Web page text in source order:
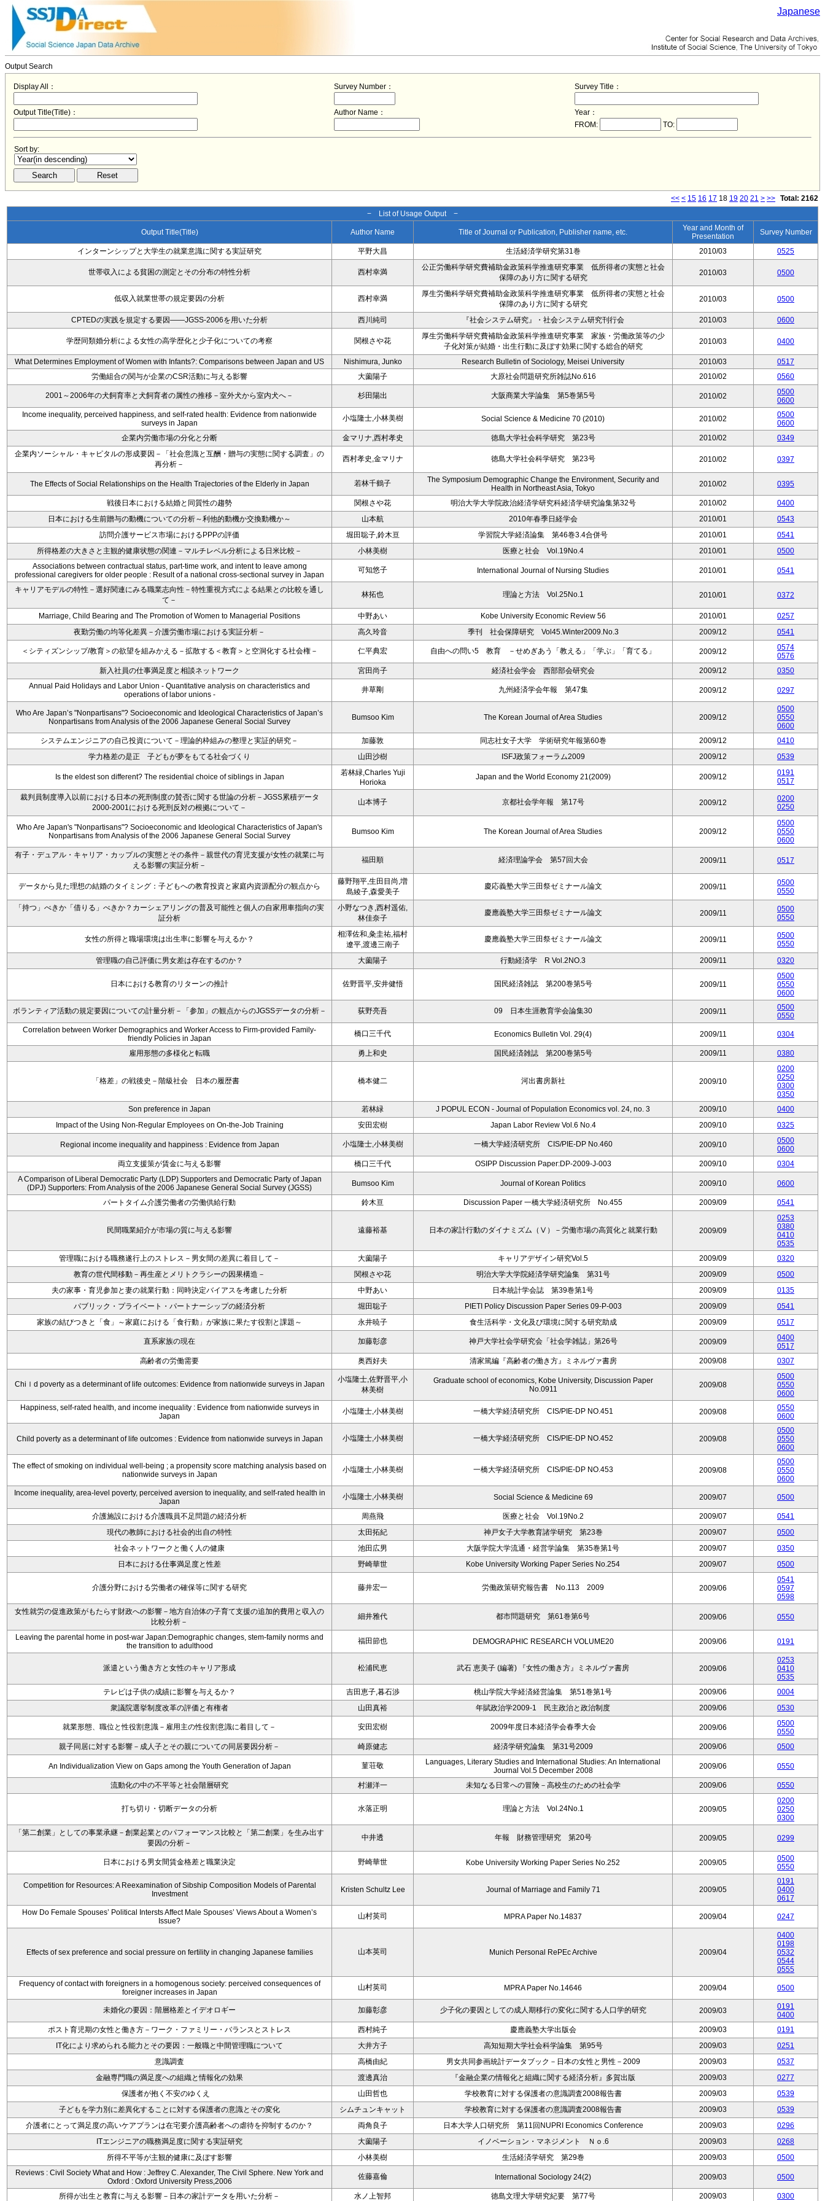
Japanese
Output Search
Display All： Survey Number： Survey Title：
Output Title(Title)： Author Name：
Year：
FROM:
TO:
Sort by:
<< < 15 16 17 18 19 20 21 > >> Total: 2162
− List of Usage Output −
Output Title(Title) Author Name Title of Journal or Publication, Publisher name, etc.
Year and Month of
Presentation
Survey Number
インターンシップと大学生の就業意識に関する実証研究 平野大昌 生活経済学研究第31巻 2010/03 0525
世帯収入による貧困の測定とその分布の特性分析 西村幸満
公正労働科学研究費補助金政策科学推進研究事業 低所得者の実態と社会
保障のあり方に関する研究
2010/03 0500
低収入就業世帯の規定要因の分析 西村幸満
厚生労働科学研究費補助金政策科学推進研究事業 低所得者の実態と社会
保障のあり方に関する研究
2010/03 0500
CPTEDの実践を規定する要因――JGSS-2006を用いた分析 西川純司 『社会システム研究』・社会システム研究刊行会 2010/03 0600
学歴同類婚分析による女性の高学歴化と少子化についての考察 関根さや花
厚生労働科学研究費補助金政策科学推進研究事業 家族・労働政策等の少
子化対策が結婚・出生行動に及ぼす効果に関する総合的研究
2010/03 0400
What Determines Employment of Women with Infants?: Comparisons between Japan and US Nishimura, Junko Research Bulletin of Sociology, Meisei University 2010/03
0517
労働組合の関与が企業のCSR活動に与える影響
大薗陽子 大原社会問題研究所雑誌No.616 2010/02 0560
2001～2006年の犬飼育率と犬飼育者の属性の推移－室外犬から室内犬へ－ 杉田陽出 大阪商業大学論集 第5巻第5号 2010/02
0500
0600
Income inequality, perceived happiness, and self-rated health: Evidence from nationwide
surveys in Japan
小塩隆士,小林美樹 Social Science & Medicine 70 (2010) 2010/02
0500
0600
企業内労働市場の分化と分断
金マリナ,西村孝史 徳島大学社会科学研究 第23号 2010/02
0349
企業内ソーシャル・キャピタルの形成要因－「社会意識と互酬・贈与の実態に関する調査」の
再分析－
西村孝史,金マリナ 徳島大学社会科学研究 第23号 2010/02 0397
The Effects of Social Relationships on the Health Trajectories of the Elderly in Japan 若林千鶴子
The Symposium Demographic Change the Environment, Security and
Health in Northeast Asia, Tokyo
2010/02 0395
戦後日本における結婚と同質性の趨勢 関根さや花 明治大学大学院政治経済学研究科経済学研究論集第32号 2010/02
0400
日本における生前贈与の動機についての分析～利他的動機か交換動機か～
山本航 2010年春季日経学会 2010/01
0543
訪問介護サービス市場におけるPPPの評価
堀田聡子,鈴木亘 学習院大学経済論集 第46巻3.4合併号 2010/01
0541
所得格差の大きさと主観的健康状態の関連－マルチレベル分析による日米比較－
小林美樹 医療と社会 Vol.19No.4 2010/01
0500
Associations between contractual status, part-time work, and intent to leave among
professional caregivers for older people : Result of a national cross-sectional survey in Japan
可知悠子 International Journal of Nursing Studies 2010/01 0541
キャリアモデルの特性－選好関連にみる職業志向性－特性重視方式による結果との比較を通し
て－
林拓也 理論と方法 Vol.25No.1 2010/01 0372
Marriage, Child Bearing and The Promotion of Women to Managerial Positions 中野あい Kobe University Economic Review 56 2010/01
0257
夜勤労働の均等化差異－介護労働市場における実証分析－
高久玲音 季刊 社会保障研究 Vol45.Winter2009.No.3 2009/12 0541
＜シティズンシップ/教育＞の欲望を組みかえる－拡散する＜教育＞と空洞化する社会権－ 仁平典宏 自由への問い5 教育 －せめぎあう「教える」「学ぶ」「育てる」 2009/12
0574
0576
新入社員の仕事満足度と相談ネットワーク
宮田尚子 経済社会学会 西部部会研究会 2009/12
0350
Annual Paid Holidays and Labor Union - Quantitative analysis on characteristics and
operations of labor unions -
井草剛 九州経済学会年報 第47集 2009/12 0297
Who Are Japan’s "Nonpartisans"? Socioeconomic and Ideological Characteristics of Japan’s
Nonpartisans from Analysis of the 2006 Japanese General Social Survey
Bumsoo Kim The Korean Journal of Area Studies 2009/12
0500
0550
0600
システムエンジニアの自己投資について－理論的枠組みの整理と実証的研究－
加藤敦 同志社女子大学 学術研究年報第60巻 2009/12
0410
学力格差の是正 子どもが夢をもてる社会づくり
山田沙樹 ISFJ政策フォーラム2009 2009/12 0539
Is the eldest son different? The residential choice of siblings in Japan
若林緑,Charles Yuji
Horioka
Japan and the World Economy 21(2009) 2009/12
0191
0517
裁判員制度導入以前における日本の死刑制度の賛否に関する世論の分析－JGSS累積データ
2000-2001における死刑反対の根拠について－
山本博子 京都社会学年報 第17号 2009/12
0200
0250
Who Are Japan's "Nonpartisans"? Socioeconomic and Ideological Characteristics of Japan's
Nonpartisans from Analysis of the 2006 Japanese General Social Survey
Bumsoo Kim The Korean Journal of Area Studies 2009/12
0500
0550
0600
有子・デュアル・キャリア・カップルの実態とその条件－親世代の育児支援が女性の就業に与
える影響の実証分析－
福田順 経済理論学会 第57回大会 2009/11 0517
データから見た理想の結婚のタイミング：子どもへの教育投資と家庭内資源配分の観点から
藤野翔平,生田目尚,増
島綾子,森愛美子
慶応義塾大学三田祭ゼミナール論文 2009/11
0500
0550
「持つ」べきか「借りる」べきか？カーシェアリングの普及可能性と個人の自家用車指向の実
証分析
小野なつき,西村遥佑,
林佳奈子
慶應義塾大学三田祭ゼミナール論文 2009/11
0500
0550
女性の所得と職場環境は出生率に影響を与えるか？
相澤佐和,粂圭祐,福村
遼平,渡邊三南子
慶應義塾大学三田祭ゼミナール論文 2009/11
0500
0550
管理職の自己評価に男女差は存在するのか？
大薗陽子 行動経済学 R Vol.2NO.3 2009/11 0320
日本における教育のリターンの推計 佐野晋平,安井健悟 国民経済雑誌 第200巻第5号 2009/11
0500
0550
0600
ボランティア活動の規定要因についての計量分析－「参加」の観点からのJGSSデータの分析－ 荻野亮吾 09 日本生涯教育学会論集30 2009/11
0500
0550
Correlation between Worker Demographics and Worker Access to Firm-provided Family-
friendly Policies in Japan
橋口三千代 Economics Bulletin Vol. 29(4) 2009/11 0304
雇用形態の多様化と転職 勇上和史 国民経済雑誌 第200巻第5号 2009/11 0380
「格差」の戦後史－階級社会 日本の履歴書 橋本健二 河出書房新社 2009/10
0200
0250
0300
0350
Son preference in Japan
若林緑 J POPUL ECON - Journal of Population Economics vol. 24, no. 3 2009/10
0400
Impact of the Using Non-Regular Employees on On-the-Job Training
安田宏樹 Japan Labor Review Vol.6 No.4 2009/10 0325
Regional income inequality and happiness : Evidence from Japan 小塩隆士,小林美樹 一橋大学経済研究所 CIS/PIE-DP No.460 2009/10
0500
0600
両立支援策が賃金に与える影響
橋口三千代 OSIPP Discussion Paper:DP-2009-J-003 2009/10
0304
A Comparison of Liberal Democratic Party (LDP) Supporters and Democratic Party of Japan
(DPJ) Supporters: From Analysis of the 2006 Japanese General Social Survey (JGSS)
Bumsoo Kim Journal of Korean Politics 2009/10 0600
パートタイム介護労働者の労働供給行動 鈴木亘 Discussion Paper 一橋大学経済研究所 No.455 2009/09 0541
民間職業紹介が市場の質に与える影響 遠藤裕基 日本の家計行動のダイナミズム（Ⅴ）－労働市場の高質化と就業行動 2009/09
0253
0380
0410
0535
管理職における職務遂行上のストレス－男女間の差異に着目して－
大薗陽子 キャリアデザイン研究Vol.5 2009/09
0320
教育の世代間移動－再生産とメリトクラシーの因果構造－
関根さや花 明治大学大学院経済学研究論集 第31号 2009/09
0500
夫の家事・育児参加と妻の就業行動：同時決定バイアスを考慮した分析
中野あい 日本統計学会誌 第39巻第1号 2009/09
0135
パブリック・プライベート・パートナーシップの経済分析
堀田聡子 PIETI Policy Discussion Paper Series 09-P-003 2009/09
0541
家族の結びつきと「食」～家庭における「食行動」が家族に果たす役割と課題～
永井暁子 食生活科学・文化及び環境に関する研究助成 2009/09 0517
直系家族の現在 加藤彰彦 神戸大学社会学研究会「社会学雑誌」第26号 2009/09
0400
0517
高齢者の労働需要
奥西好夫 清家篤編『高齢者の働き方』ミネルヴァ書房 2009/08 0307
Chiｌd poverty as a determinant of life outcomes: Evidence from nationwide surveys in Japan
小塩隆士,佐野晋平,小
林美樹
Graduate school of economics, Kobe University, Discussion Paper
No.0911
2009/08
0500
0550
0600
Happiness, self-rated health, and income inequality : Evidence from nationwide surveys in
Japan
小塩隆士,小林美樹 一橋大学経済研究所 CIS/PIE-DP NO.451 2009/08
0550
0600
Child poverty as a determinant of life outcomes : Evidence from nationwide surveys in Japan 小塩隆士,小林美樹 一橋大学経済研究所 CIS/PIE-DP NO.452 2009/08
0500
0550
0600
The effect of smoking on individual well-being ; a propensity score matching analysis based on
nationwide surveys in Japan
小塩隆士,小林美樹 一橋大学経済研究所 CIS/PIE-DP NO.453 2009/08
0500
0550
0600
Income inequality, area-level poverty, perceived aversion to inequality, and self-rated health in
Japan
小塩隆士,小林美樹 Social Science & Medicine 69 2009/07 0500
介護施設における介護職員不足問題の経済分析 周燕飛 医療と社会 Vol.19No.2 2009/07
0541
現代の教師における社会的出自の特性
太田拓紀 神戸女子大学教育諸学研究 第23巻 2009/07
0500
社会ネットワークと働く人の健康
池田広男 大阪学院大学流通・経営学論集 第35巻第1号 2009/07
0350
日本における仕事満足度と性差
野崎華世 Kobe University Working Paper Series No.254 2009/07 0500
介護分野における労働者の確保等に関する研究 藤井宏一 労働政策研究報告書 No.113 2009 2009/06
0541
0597
0598
女性就労の促進政策がもたらす財政への影響－地方自治体の子育て支援の追加的費用と収入の
比較分析－
細井雅代 都市問題研究 第61巻第6号 2009/06 0550
Leaving the parental home in post-war Japan:Demographic changes, stem-family norms and
the transition to adulthood
福田節也 DEMOGRAPHIC RESEARCH VOLUME20 2009/06 0191
派遣という働き方と女性のキャリア形成 松浦民恵 武石 恵美子 (編著) 『女性の働き方』ミネルヴァ書房 2009/06
0253
0410
0535
テレビは子供の成績に影響を与えるか？
吉田恵子,暮石渉 桃山学院大学経済経営論集 第51巻第1号 2009/06
0004
衆議院選挙制度改革の評価と有権者
山田真裕 年賦政治学2009-1 民主政治と政治制度 2009/06 0530
就業形態、職位と性役割意識－雇用主の性役割意識に着目して－ 安田宏樹 2009年度日本経済学会春季大会 2009/06
0500
0550
親子同居に対する影響－成人子とその親についての同居要因分析－
崎原健志 経済学研究論集 第31号2009 2009/06 0500
An Individualization View on Gaps among the Youth Generation of Japan 菫荘敬
Languages, Literary Studies and International Studies: An International
Journal Vol.5 December 2008
2009/06 0550
流動化の中の不平等と社会階層研究 村瀬洋一 未知なる日常への冒険－高校生のための社会学 2009/06 0550
打ち切り・切断データの分析 水落正明 理論と方法 Vol.24No.1 2009/05
0200
0250
0300
「第二創業」としての事業承継－創業起業とのパフォーマンス比較と「第二創業」を生み出す
要因の分析－
中井透 年報 財務管理研究 第20号 2009/05 0299
日本における男女間賃金格差と職業決定 野崎華世 Kobe University Working Paper Series No.252 2009/05
0500
0550
Competition for Resources: A Reexamination of Sibship Composition Models of Parental
Investment
Kristen Schultz Lee Journal of Marriage and Family 71 2009/05
0191
0400
0617
How Do Female Spouses’ Political Intersts Affect Male Spouses’ Views About a Women’s
Issue?
山村英司 MPRA Paper No.14837 2009/04 0247
Effects of sex preference and social pressure on fertility in changing Japanese families 山本英司 Munich Personal RePEc Archive 2009/04
0400
0198
0532
0544
0555
Frequency of contact with foreigners in a homogenous society: perceived consequences of
foreigner increases in Japan
山村英司 MPRA Paper No.14646 2009/04 0500
未婚化の要因：階層格差とイデオロギー 加藤彰彦 少子化の要因としての成人期移行の変化に関する人口学的研究 2009/03
0191
0400
ポスト育児期の女性と働き方－ワーク・ファミリー・バランスとストレス
西村純子 慶應義塾大学出版会 2009/03
0191
IT化により求められる能力とその要因：一般職と中間管理職について
大井方子 高知短期大学社会科学論集 第95号 2009/03
0251
意識調査
高橋由紀 男女共同参画統計データブック－日本の女性と男性－2009 2009/03
0537
金融専門職の満足度への組織と情報化の効果
渡邊真治 『金融企業の情報化と組織に関する経済分析』多賀出版 2009/03
0277
保護者が抱く不安のゆくえ
山田哲也 学校教育に対する保護者の意識調査2008報告書 2009/03
0539
子どもを学力別に差異化することに対する保護者の意識とその変化
シムチュンキャット 学校教育に対する保護者の意識調査2008報告書 2009/03
0539
介護者にとって満足度の高いケアプランは在宅要介護高齢者への虐待を抑制するのか？
両角良子 日本大学人口研究所 第11回NUPRI Economics Conference 2009/03
0296
ITエンジニアの職務満足度に関する実証研究
大薗陽子 イノベーション・マネジメント Ｎｏ.6 2009/03
0268
所得不平等が主観的健康に及ぼす影響
小林美樹 生活経済学研究 第29巻 2009/03
0500
Reviews : Civil Society What and How : Jeffrey C. Alexander, The Civil Sphere. New York and
Oxford : Oxford University Press,2006
佐藤嘉倫 International Sociology 24(2) 2009/03 0500
所得が出生と教育に与える影響－日本の家計データを用いた分析－ 水ノ上智邦 徳島文理大学研究紀要 第77号 2009/03 0300